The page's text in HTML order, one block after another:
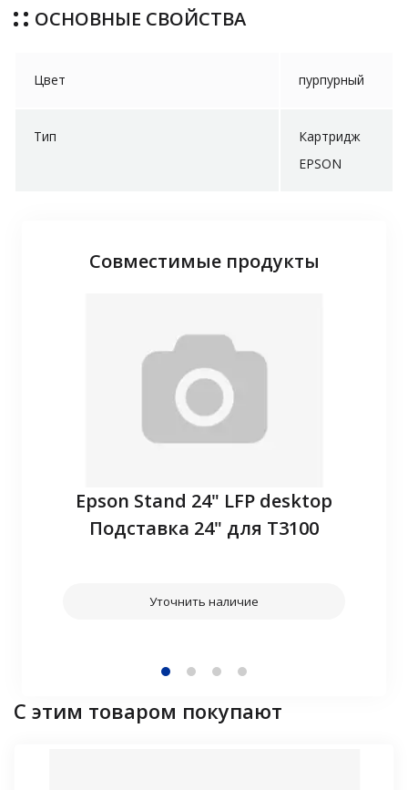
ОСНОВНЫЕ СВОЙСТВА
Цвет пурпурный
Тип
Картридж
EPSON
Совместимые продукты
Epson Stand 24" LFP desktop
Подставка 24" для T3100
Уточнить наличие
С этим товаром покупают